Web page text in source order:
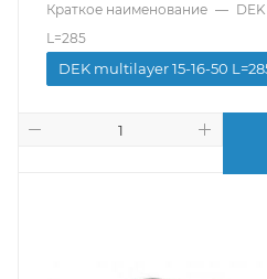
Краткое наименование —
L=285
DEK multilayer 15-16-50